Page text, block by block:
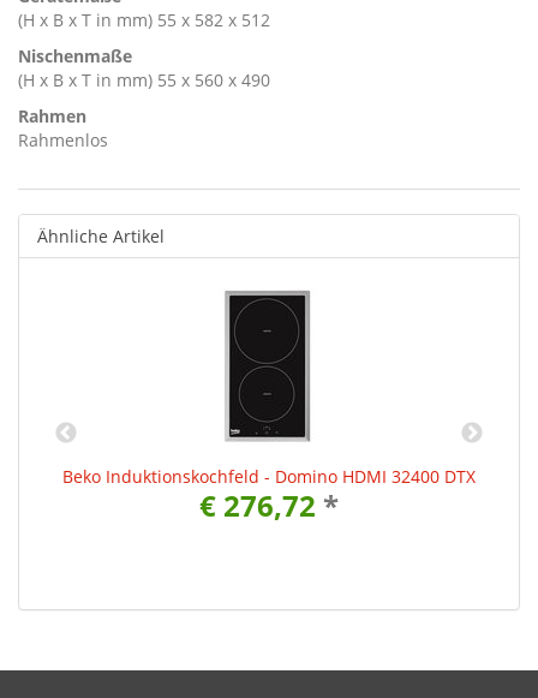
(H x B x T in mm) 55 x 582 x 512
Nischenmaße
(H x B x T in mm) 55 x 560 x 490
Rahmen
Rahmenlos
Ähnliche Artikel
Beko Induktionskochfeld - Domino HDMI 32400 DTX
€ 276,72 *